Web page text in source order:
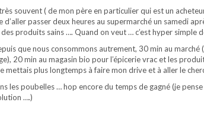
souvent ( de mon père en particulier qui est un
passer deux heures au supermarché un samedi
produits sains …. Quand on veut … c’est hyper simple
que nous consommons autrement, 30 min au
20 min au magasin bio pour l’épicerie vrac et les
plus longtemps à faire mon drive et à aller le
les poubelles … hop encore du temps de gagné (je
….)